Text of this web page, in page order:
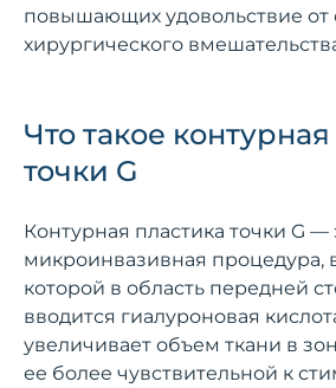
повышающих удовольствие от
хирургического
Что такое
точки G
Контурная пластика точки G —
микроинвазивная процедура,
которой в область передней
вводится гиалуроновая
увеличивает объем ткани в
ее более чувствительной к